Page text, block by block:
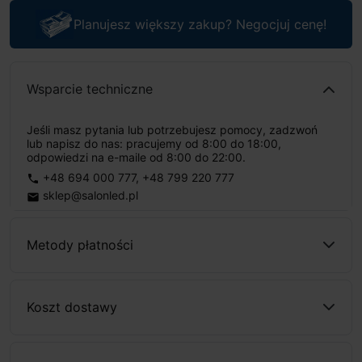
Planujesz większy zakup? Negocjuj cenę!
Wsparcie techniczne
Jeśli masz pytania lub potrzebujesz pomocy, zadzwoń
lub napisz do nas: pracujemy od 8:00 do 18:00,
odpowiedzi na e-maile od 8:00 do 22:00.
phone +48 694 000 777, +48 799 220 777
email sklep@salonled.pl
Metody płatności
Koszt dostawy